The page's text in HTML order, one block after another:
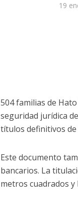
19
504 familias de
seguridad jurídica
títulos definitivos de
Este documento
bancarios. La
metros cuadrados y